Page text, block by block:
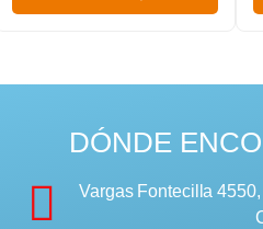
DÓNDE
Vargas Fontecilla